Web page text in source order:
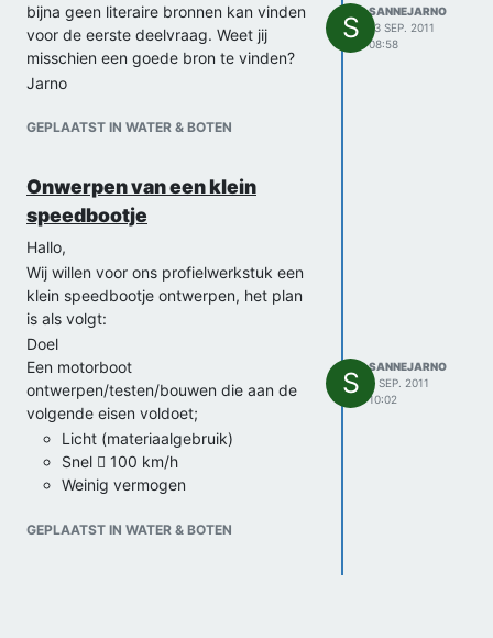
bijna geen literaire bronnen kan vinden
voor de eerste deelvraag. Weet jij
misschien een goede bron te vinden?
Jarno
GEPLAATST IN WATER & BOTEN
S
SANNEJARNO
13 SEP. 2011
08:58
Onwerpen van een klein
speedbootje
Hallo,
Wij willen voor ons profielwerkstuk een
klein speedbootje ontwerpen, het plan
is als volgt:
Doel
Een motorboot
ontwerpen/testen/bouwen die aan de
volgende eisen voldoet;
Licht (materiaalgebruik)
Snel  100 km/h
Weinig vermogen
Max. 2 personen kunnen vervoeren
GEPLAATST IN WATER & BOTEN
S
SANNEJARNO
7 SEP. 2011
10:02